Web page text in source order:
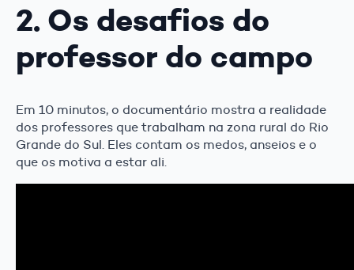
2. Os desafios do
professor do campo
Em 10 minutos, o documentário mostra a realidade
dos professores que trabalham na zona rural do Rio
Grande do Sul. Eles contam os medos, anseios e o
que os motiva a estar ali.